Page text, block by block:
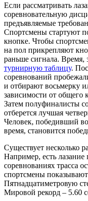
Если рассматривать
соревновательную
предъявляемые
Спортсмены стартуют
кнопке. Чтобы
на пол прикрепляют
раньше сигнала. Время,
турнирную таблицу.
соревнований
и отбирают восьмерку
зависимости от общего
Затем полуфиналисты
отберется лучшая
Человек, победивший
время, становится
Существует несколько
Например, есть лазание
соревнованиях трасса
спортсмены показывают
Пятнадцатиметровую
Мировой рекорд – 5.60